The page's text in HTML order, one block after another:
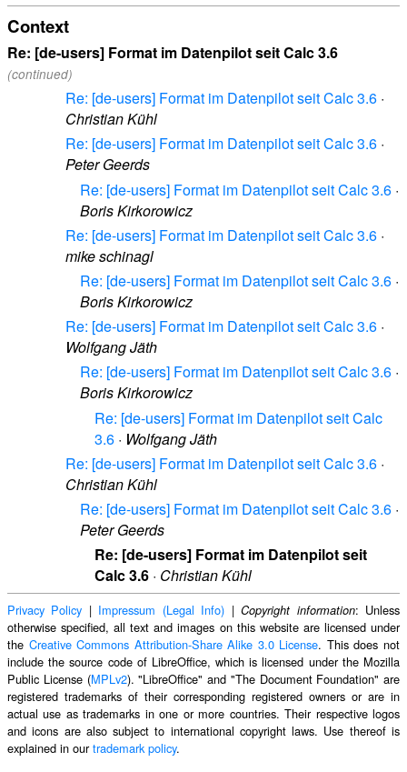
Context
Re: [de-users] Format im Datenpilot seit Calc 3.6
(continued)
Re: [de-users] Format im Datenpilot seit Calc 3.6 ·
Christian Kühl
Re: [de-users] Format im Datenpilot seit Calc 3.6 ·
Peter Geerds
Re: [de-users] Format im Datenpilot seit Calc 3.6 ·
Boris Kirkorowicz
Re: [de-users] Format im Datenpilot seit Calc 3.6 ·
mike schinagl
Re: [de-users] Format im Datenpilot seit Calc 3.6 ·
Boris Kirkorowicz
Re: [de-users] Format im Datenpilot seit Calc 3.6 ·
Wolfgang Jäth
Re: [de-users] Format im Datenpilot seit Calc 3.6 ·
Boris Kirkorowicz
Re: [de-users] Format im Datenpilot seit Calc
3.6 · Wolfgang Jäth
Re: [de-users] Format im Datenpilot seit Calc 3.6 ·
Christian Kühl
Re: [de-users] Format im Datenpilot seit Calc 3.6 ·
Peter Geerds
Re: [de-users] Format im Datenpilot seit
Calc 3.6 · Christian Kühl
Privacy Policy | Impressum (Legal Info) |Copyright information: Unless
otherwise specified, all text and images on this website are licensed under
the Creative Commons Attribution-Share Alike 3.0 License. This does not
include the source code of LibreOffice, which is licensed under the Mozilla
Public License (MPLv2). "LibreOffice" and "The Document Foundation" are
registered trademarks of their corresponding registered owners or are in
actual use as trademarks in one or more countries. Their respective logos
and icons are also subject to international copyright laws. Use thereof is
explained in ourtrademark policy.